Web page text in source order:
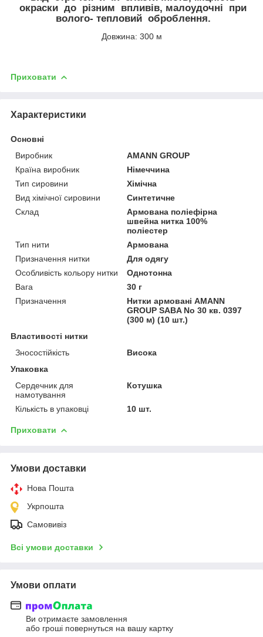
окраски до різним впливів, малоудочні при
волого- тепловий оброблення.
Довжина: 300 м
Приховати
Характеристики
Основні
Виробник
AMANN GROUP
Країна виробник
Німеччина
Тип сировини
Хімічна
Вид хімічної сировини
Синтетичне
Склад
Армована поліефірна
швейна нитка 100%
поліестер
Тип нити
Армована
Призначення нитки
Для одягу
Особливість кольору нитки
Однотонна
Вага
30 г
Призначення
Нитки армовані AMANN
GROUP SABA No 30 кв. 0397
(300 м) (10 шт.)
Властивості нитки
Зносостійкість
Висока
Упаковка
Сердечник для
намотування
Котушка
Кількість в упаковці 10 шт.
Приховати
Умови доставки
Нова Пошта
Укрпошта
Самовивіз
Всі умови доставки
Умови оплати
Ви отримаєте замовлення
або гроші повернуться на вашу картку